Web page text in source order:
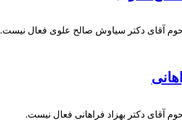
آقای دکتر سیاوش صالح علوی فعال نیست.
آقای دکتر بهزاد فراهانی فعال نیست.